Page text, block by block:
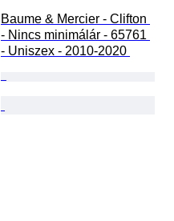
Baume & Mercier - Clifton
- Nincs minimálár - 65761
- Uniszex - 2010-2020